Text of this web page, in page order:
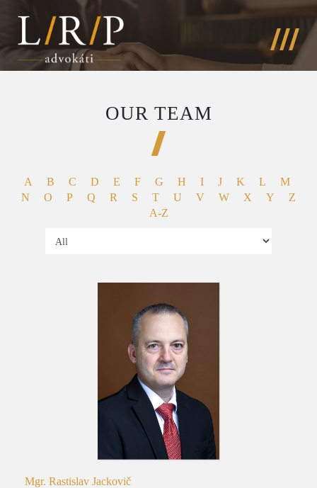
OUR TEAM
A B C D E F G H I J K L
M
N
O P Q R S T U V W X Y
Z
A-Z
Mgr. Rastislav Jackovič